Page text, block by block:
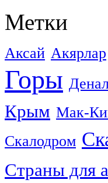
Метки
Аксай Акярлар
Горы
Крым Мак-
Скалодром
Страны для